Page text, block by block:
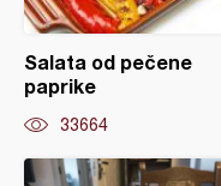
Salata od pečene
paprike
33664